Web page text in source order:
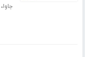
جاوا